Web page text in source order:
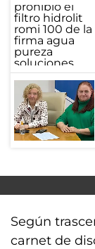
Según
carnet de